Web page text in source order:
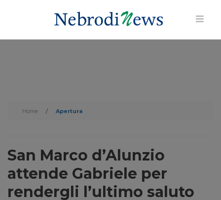
Home / Apertura
San Marco d’Alunzio
attende Gabriele per
rendergli l’ultimo saluto